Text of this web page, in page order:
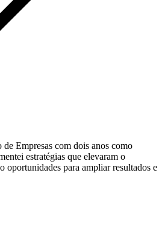
Empresas com dois anos como
estratégias que elevaram o
oportunidades para ampliar resultados e